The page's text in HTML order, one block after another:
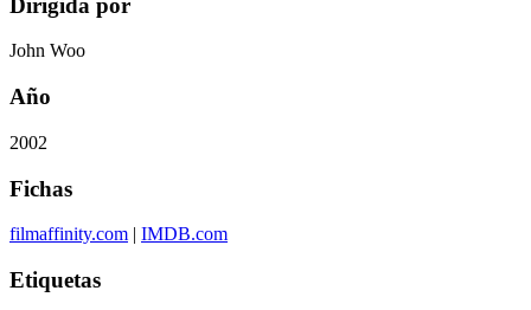
Dirigida por
John Woo
Año
2002
Fichas
filmaffinity.com | IMDB.com
Etiquetas